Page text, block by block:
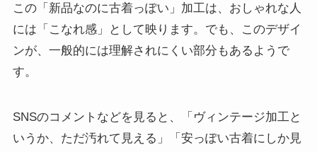
この「新品なのに古着っぽい」加工は、おしゃれな人
には「こなれ感」として映ります。でも、このデザイ
ンが、一般的には理解されにくい部分もあるようで
す。
SNSのコメントなどを見ると、「ヴィンテージ加工と
いうか、ただ汚れて見える」「安っぽい古着にしか見